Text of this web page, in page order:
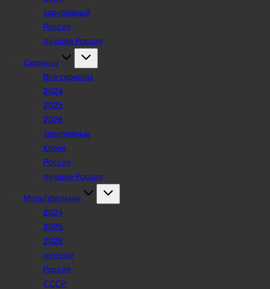
зарубежный
Россия
лучшие Россия
Сериалы
Все сериалы
2024
2025
2026
зарубежные
Корея
Россия
лучшие Россия
Мультфильмы
2024
2025
2026
детские
Россия
СССР